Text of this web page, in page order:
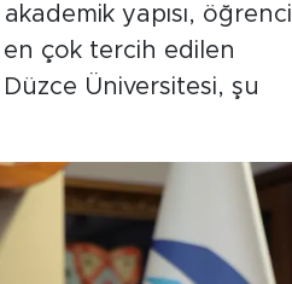
yapısı, öğrenci
en çok tercih edilen
Üniversitesi, şu